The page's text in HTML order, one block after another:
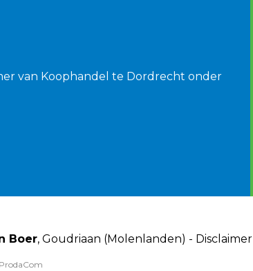
van Koophandel te Dordrecht onder
Boer, Goudriaan (Molenlanden) - Disclaimer
ProdaCom